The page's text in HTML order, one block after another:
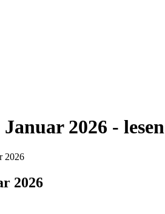
2026 - lesen
2026
2026